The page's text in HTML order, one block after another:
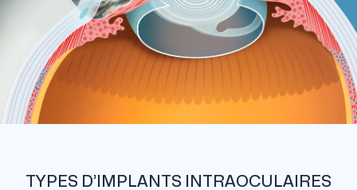
TYPES D’IMPLANTS INTRAOCULAIRES